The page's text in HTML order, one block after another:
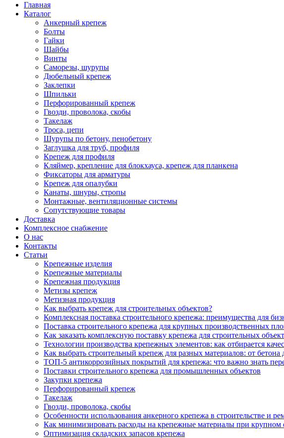
Главная
Каталог
Анкерный крепеж
Болты
Гайки
Шайбы
Винты
Саморезы, шурупы
Дюбельный крепеж
Заклепки
Шпильки
Перфорированный крепеж
Гвозди, проволока, скобы
Такелаж
Троса, цепи
Шурупы по бетону, пенобетону
Заглушка для труб, профиля
Крепеж для профиля
Кляймер, крепление для блокхауса, крепеж для планкена
Фиксаторы для арматуры
Крепеж для опалубки
Канаты, шнуры, стропы
Монтажные, вентиляционные системы
Сопутствующие товары
Доставка
Комплексное снабжение
О нас
Контакты
Статьи
Крепежные изделия
Крепежные материалы
Крепежная продукция
Метизы крепеж
Метизная продукция
Как выбрать крепеж для строительных объектов?
Комплексная поставка строительного крепежа: преимущества для
Поставка строительного крепежа для крупных производственных
Как заказать комплексную поставку крепежа для строительных
Технологии производства крепежных элементов: как отбирается
Как выбрать строительный крепеж для разных материалов: от бетона
ТОП-5 антикоррозийных покрытий для крепежа: что важно знать
Поставки строительного крепежа для промышленных объектов
Закупки крепежа
Перфорированный крепеж
Такелаж
Гвозди, проволока, скобы
Особенности использования анкерного крепежа в строительстве и
Как минимизировать расходы на крепежные материалы при крупном
Оптимизация складских запасов крепежа